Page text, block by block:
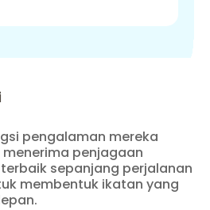
pengalaman mereka
penjagaan
sepanjang perjalanan
membentuk ikatan yang